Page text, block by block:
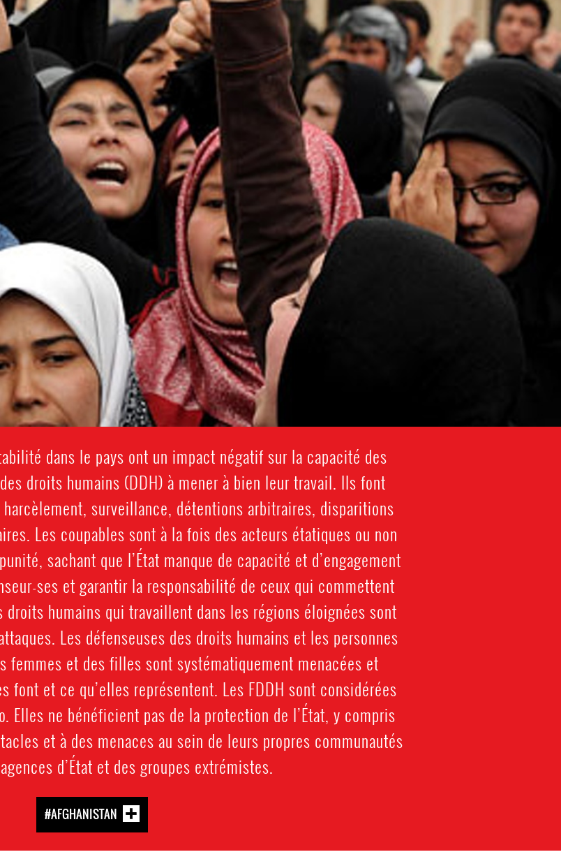
dans le pays ont un impact négatif sur la capacité des
droits humains (DDH) à mener à bien leur travail. Ils font
surveillance, détentions arbitraires, disparitions
Les coupables sont à la fois des acteurs étatiques ou non
sachant que l’État manque de capacité et d’engagement
ses et garantir la responsabilité de ceux qui commettent
humains qui travaillent dans les régions éloignées sont
Les défenseuses des droits humains et les personnes
femmes et des filles sont systématiquement menacées et
font et ce qu’elles représentent. Les FDDH sont considérées
Elles ne bénéficient pas de la protection de l’État, y compris
et à des menaces au sein de leurs propres communautés
d’État et des groupes extrémistes.
#AFGHANISTAN